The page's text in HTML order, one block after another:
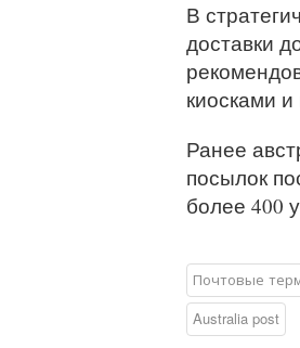
В
доставки
киосками
Ранее
посылок
более 400
Почтовые
Australia post